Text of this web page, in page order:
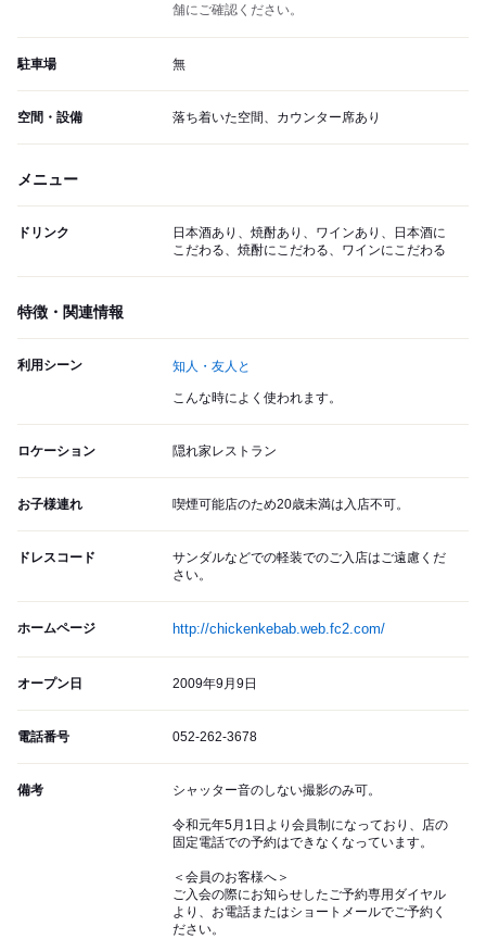
舗にご確認ください。
駐車場 無
空間・設備 落ち着いた空間、カウンター席あり
メニュー
ドリンク
日本酒あり、焼酎あり、ワインあり、日本酒に
こだわる、焼酎にこだわる、ワインにこだわる
特徴・関連情報
利用シーン 知人・友人と
こんな時によく使われます。
ロケーション 隠れ家レストラン
お子様連れ 喫煙可能店のため20歳未満は入店不可。
ドレスコード
サンダルなどでの軽装でのご入店はご遠慮くだ
さい。
ホームページ http://chickenkebab.web.fc2.com/
オープン日 2009年9月9日
電話番号 052-262-3678
備考 シャッター音のしない撮影のみ可。
令和元年5月1日より会員制になっており、店の
固定電話での予約はできなくなっています。
＜会員のお客様へ＞
ご入会の際にお知らせしたご予約専用ダイヤル
より、お電話またはショートメールでご予約く
ださい。